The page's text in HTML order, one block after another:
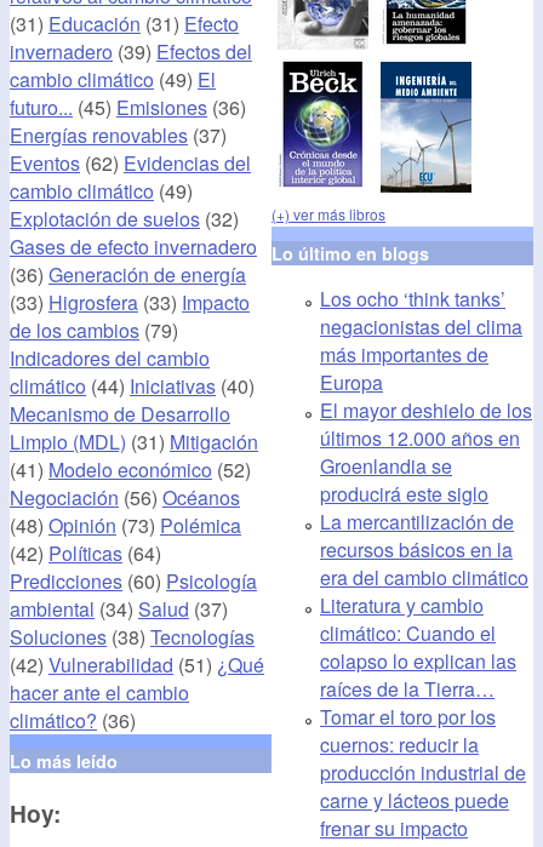
(31) Educación (31) Efecto
invernadero (39) Efectos del
cambio climático (49) El
futuro... (45) Emisiones (36)
Energías renovables (37)
Eventos (62) Evidencias del
cambio climático (49)
Explotación de suelos (32)
Gases de efecto invernadero
(36) Generación de energía
(33) Higrosfera (33) Impacto
de los cambios (79)
Indicadores del cambio
climático (44) Iniciativas (40)
Mecanismo de Desarrollo
Limpio (MDL) (31) Mitigación
(41) Modelo económico (52)
Negociación (56) Océanos
(48) Opinión (73) Polémica
(42) Políticas (64)
Predicciones (60) Psicología
ambiental (34) Salud (37)
Soluciones (38) Tecnologías
(42) Vulnerabilidad (51) ¿Qué
hacer ante el cambio
climático? (36)
Lo más leído
Hoy:
(+) ver más libros
Lo último en blogs
Los ocho ‘think tanks’
negacionistas del clima
más importantes de
Europa
El mayor deshielo de los
últimos 12.000 años en
Groenlandia se
producirá este siglo
La mercantilización de
recursos básicos en la
era del cambio climático
Literatura y cambio
climático: Cuando el
colapso lo explican las
raíces de la Tierra…
Tomar el toro por los
cuernos: reducir la
producción industrial de
carne y lácteos puede
frenar su impacto